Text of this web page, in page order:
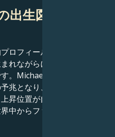
出生図に関する
ロフィールを考慮すると、
れながらにして栄光を約束
。Michael Jordanのスター
兆となり、月の位置が豊か
昇位置が自然なカリスマ性
中からファンを引き寄せる